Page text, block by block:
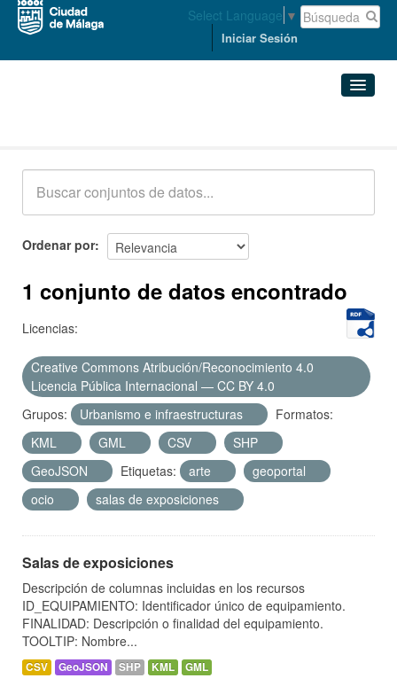
Select Language ▼
Iniciar Sesión
Acerca de
Ordenar por
1 conjunto de datos encontrado
Licencias:
Creative Commons Atribución/Reconocimiento 4.0
Licencia Pública Internacional — CC BY 4.0
Grupos:
Urbanismo e infraestructuras
Formatos:
KML
GML CSV
SHP
GeoJSON
Etiquetas: arte
geoportal
ocio
salas de exposiciones
Salas de exposiciones
Descripción de columnas incluidas en los recursos
ID_EQUIPAMIENTO: Identificador único de equipamiento.
FINALIDAD: Descripción o finalidad del equipamiento.
TOOLTIP: Nombre...
CSV GeoJSON SHP KML GML